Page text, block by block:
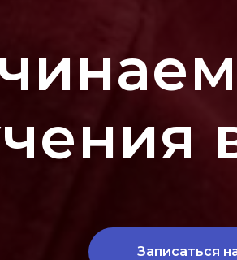
Записаться